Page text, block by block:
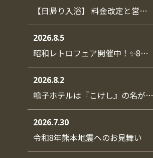
【日帰り入浴】 料金改定と営…
2026.8.5
昭和レトロフェア開催中！✨8…
2026.8.2
鳴子ホテルは『こけし』の名が…
2026.7.30
令和8年熊本地震へのお見舞い